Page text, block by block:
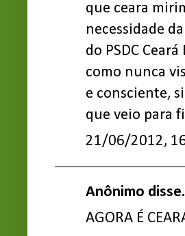
que ceara
necessidade
do PSDC
como nunca
e consciente,
que veio para
21/06/2012,
Anônimo
AGORA É